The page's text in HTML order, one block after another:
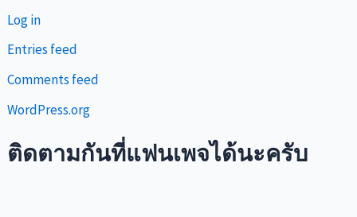
Log in
Entries feed
Comments feed
WordPress.org
ติดตามกันที่แฟนเพจได้นะครับ